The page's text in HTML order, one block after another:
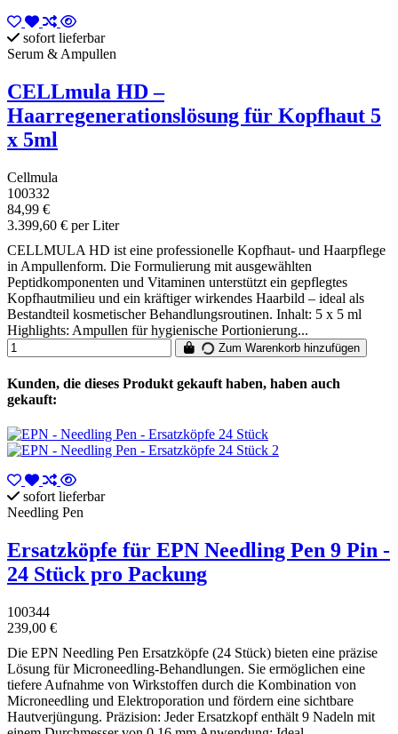
sofort lieferbar
Serum & Ampullen
CELLmula HD –
Haarregenerationslösung für Kopfhaut 5
x 5ml
Cellmula
100332
84,99 €
3.399,60 € per Liter
CELLMULA HD ist eine professionelle Kopfhaut- und Haarpflege
in Ampullenform. Die Formulierung mit ausgewählten
Peptidkomponenten und Vitaminen unterstützt ein gepflegtes
Kopfhautmilieu und ein kräftiger wirkendes Haarbild – ideal als
Bestandteil kosmetischer Behandlungsroutinen. Inhalt: 5 x 5 ml
Highlights: Ampullen für hygienische Portionierung...
Zum Warenkorb hinzufügen
Kunden, die dieses Produkt gekauft haben, haben auch
gekauft:
sofort lieferbar
Needling Pen
Ersatzköpfe für EPN Needling Pen 9 Pin -
24 Stück pro Packung
100344
239,00 €
Die EPN Needling Pen Ersatzköpfe (24 Stück) bieten eine präzise
Lösung für Microneedling-Behandlungen. Sie ermöglichen eine
tiefere Aufnahme von Wirkstoffen durch die Kombination von
Microneedling und Elektroporation und fördern eine sichtbare
Hautverjüngung. Präzision: Jeder Ersatzkopf enthält 9 Nadeln mit